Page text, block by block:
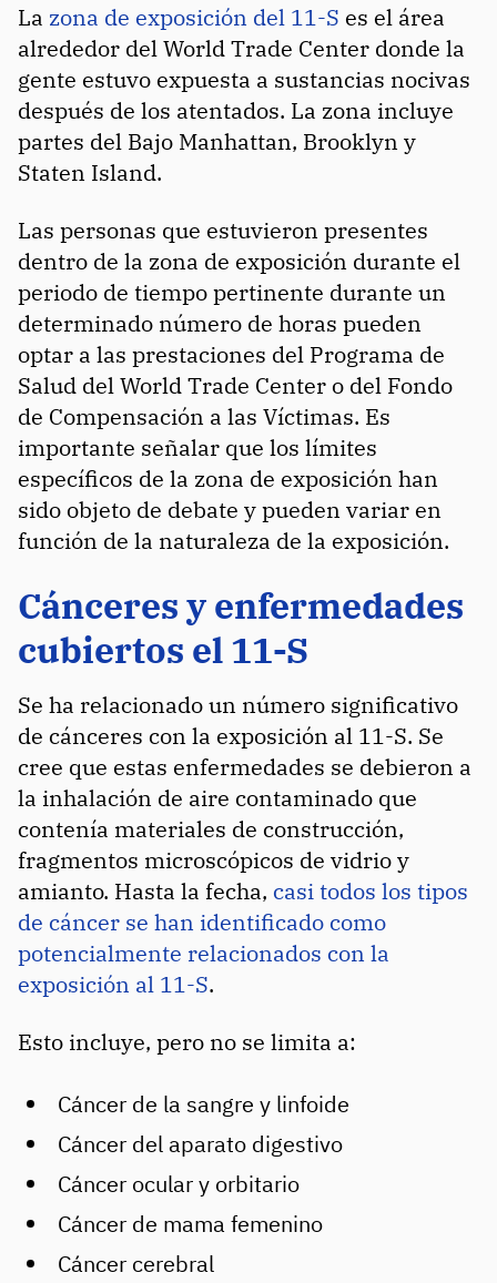
La zona de exposición del 11-S es el área
alrededor del World Trade Center donde la
gente estuvo expuesta a sustancias nocivas
después de los atentados. La zona incluye
partes del Bajo Manhattan, Brooklyn y
Staten Island.
Las personas que estuvieron presentes
dentro de la zona de exposición durante el
periodo de tiempo pertinente durante un
determinado número de horas pueden
optar a las prestaciones del Programa de
Salud del World Trade Center o del Fondo
de Compensación a las Víctimas. Es
importante señalar que los límites
específicos de la zona de exposición han
sido objeto de debate y pueden variar en
función de la naturaleza de la exposición.
Cánceres y enfermedades
cubiertos el 11-S
Se ha relacionado un número significativo
de cánceres con la exposición al 11-S. Se
cree que estas enfermedades se debieron a
la inhalación de aire contaminado que
contenía materiales de construcción,
fragmentos microscópicos de vidrio y
amianto. Hasta la fecha, casi todos los tipos
de cáncer se han identificado como
potencialmente relacionados con la
exposición al 11-S.
Esto incluye, pero no se limita a:
Cáncer de la sangre y linfoide
Cáncer del aparato digestivo
Cáncer ocular y orbitario
Cáncer de mama femenino
Cáncer cerebral